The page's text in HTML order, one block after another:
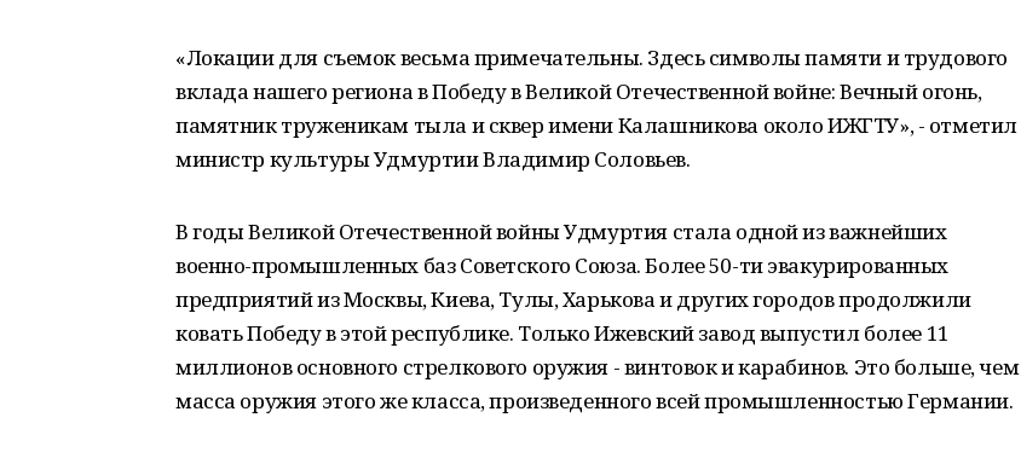
«Локации для съемок весьма примечательны. Здесь символы памяти и трудового
вклада нашего региона в Победу в Великой Отечественной войне: Вечный огонь,
памятник труженикам тыла и сквер имени Калашникова около ИЖГТУ», - отметил
министр культуры Удмуртии Владимир Соловьев.
В годы Великой Отечественной войны Удмуртия стала одной из важнейших
военно-промышленных баз Советского Союза. Более 50-ти эвакурированных
предприятий из Москвы, Киева, Тулы, Харькова и других городов продолжили
ковать Победу в этой республике. Только Ижевский завод выпустил более 11
миллионов основного стрелкового оружия - винтовок и карабинов. Это больше, чем
масса оружия этого же класса, произведенного всей промышленностью Германии.